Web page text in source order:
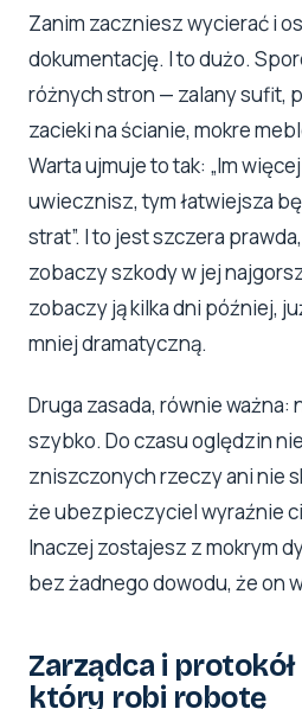
Zanim zaczniesz wycierać i
dokumentację. I to dużo.
różnych stron — zalany sufit,
zacieki na ścianie, mokre
Warta ujmuje to tak: „Im
uwiecznisz, tym łatwiejsza
strat”. I to jest szczera
zobaczy szkody w jej
zobaczy ją kilka dni później,
mniej dramatyczną.
Druga zasada, równie ważna:
szybko. Do czasu oględzin
zniszczonych rzeczy ani nie
że ubezpieczyciel wyraźnie
Inaczej zostajesz z mokrym
bez żadnego dowodu, że on
Zarządca i
który robi robotę